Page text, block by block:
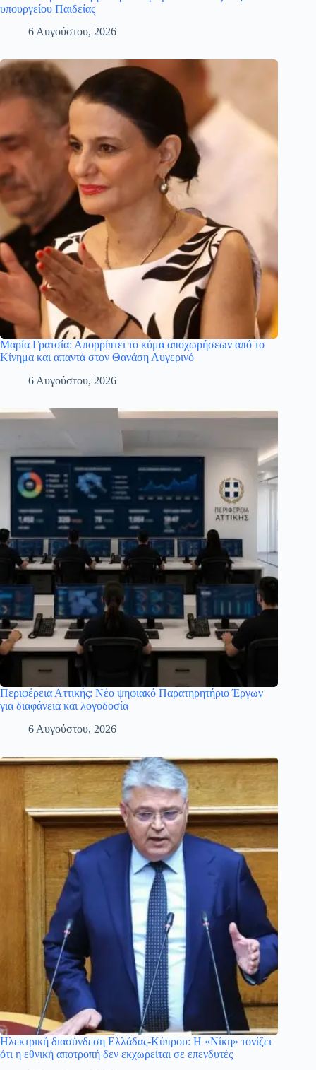
υπουργείου Παιδείας
6 Αυγούστου, 2026
Μαρία Γρατσία: Απορρίπτει το κύμα αποχωρήσεων από το
Κίνημα και απαντά στον Θανάση Αυγερινό
6 Αυγούστου, 2026
Περιφέρεια Αττικής: Νέο ψηφιακό Παρατηρητήριο Έργων
για διαφάνεια και λογοδοσία
6 Αυγούστου, 2026
Ηλεκτρική διασύνδεση Ελλάδας-Κύπρου: Η «Νίκη» τονίζει
ότι η εθνική αποτροπή δεν εκχωρείται σε επενδυτές